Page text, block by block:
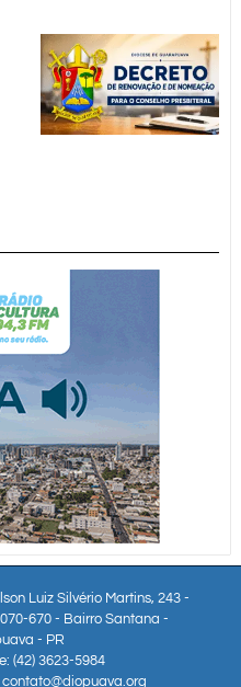
Luiz Silvério Martins, 243 -
670 - Bairro Santana -
- PR
(42) 3623-5984